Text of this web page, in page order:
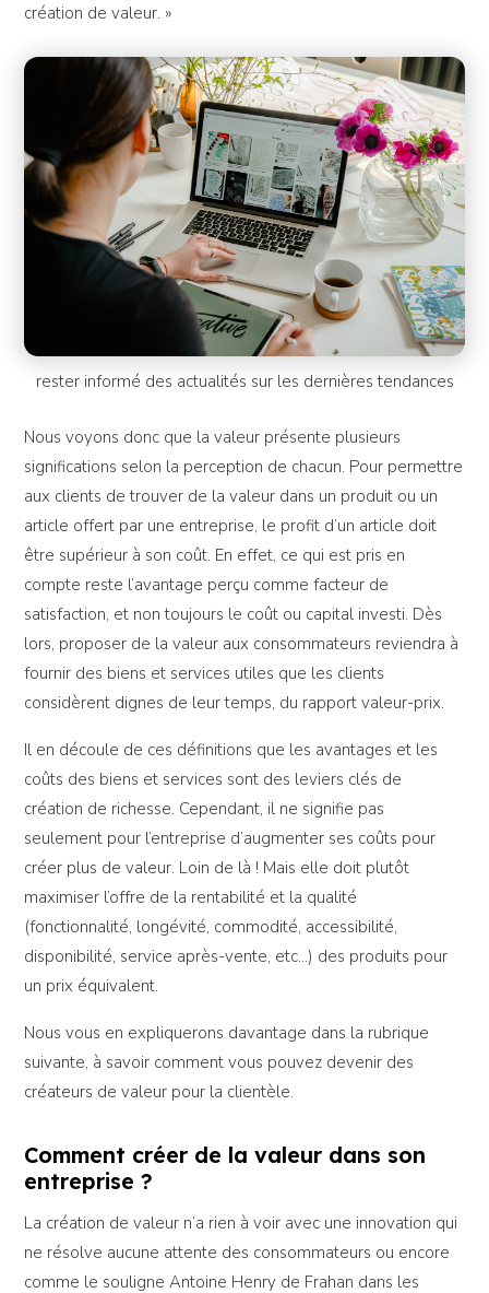
création de valeur. »
rester informé des actualités sur les dernières tendances
Nous voyons donc que la valeur présente plusieurs
significations selon la perception de chacun. Pour permettre
aux clients de trouver de la valeur dans un produit ou un
article offert par une entreprise, le profit d’un article doit
être supérieur à son coût. En effet, ce qui est pris en
compte reste l’avantage perçu comme facteur de
satisfaction, et non toujours le coût ou capital investi. Dès
lors, proposer de la valeur aux consommateurs reviendra à
fournir des biens et services utiles que les clients
considèrent dignes de leur temps, du rapport valeur-prix.
Il en découle de ces définitions que les avantages et les
coûts des biens et services sont des leviers clés de
création de richesse. Cependant, il ne signifie pas
seulement pour l’entreprise d’augmenter ses coûts pour
créer plus de valeur. Loin de là ! Mais elle doit plutôt
maximiser l’offre de la rentabilité et la qualité
(fonctionnalité, longévité, commodité, accessibilité,
disponibilité, service après-vente, etc…) des produits pour
un prix équivalent.
Nous vous en expliquerons davantage dans la rubrique
suivante, à savoir comment vous pouvez devenir des
créateurs de valeur pour la clientèle.
Comment créer de la valeur dans son
entreprise ?
La création de valeur n’a rien à voir avec une innovation qui
ne résolve aucune attente des consommateurs ou encore
comme le souligne Antoine Henry de Frahan dans les